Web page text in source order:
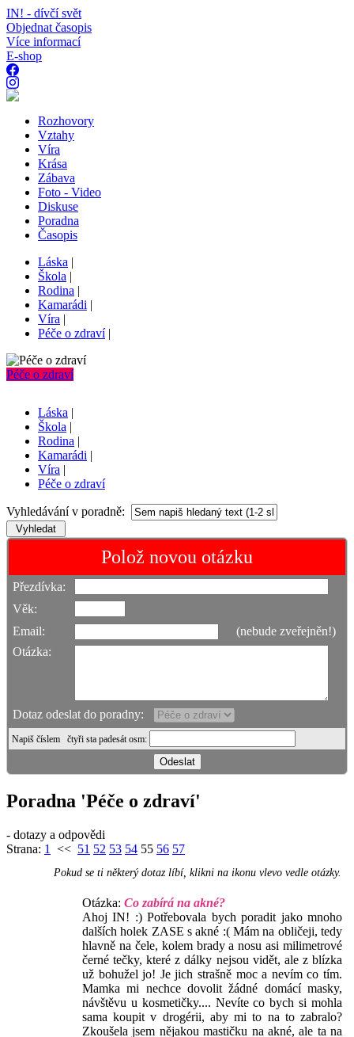
IN! - dívčí svět
Objednat časopis
Více informací
E-shop
Rozhovory
Vztahy
Víra
Krása
Zábava
Foto - Video
Diskuse
Poradna
Časopis
Láska |
Škola |
Rodina |
Kamarádi |
Víra |
Péče o zdraví|
Péče o zdraví
Láska |
Škola |
Rodina |
Kamarádi |
Víra |
Péče o zdraví
Vyhledávání v poradně:
Polož novou otázku
Přezdívka:
Věk:
Email:
(nebude zveřejněn!)
Otázka:
Dotaz odeslat do poradny:
Napiš číslem čtyři sta padesát osm:
Poradna 'Péče o zdraví'
- dotazy a odpovědi
Strana: 1 << 51 52 53 54 55 56 57
Pokud se ti některý dotaz líbí, klikni na ikonu vlevo vedle otázky.
Otázka: Co zabírá na akné?
Ahoj IN! :) Potřebovala bych poradit jako mnoho
dalších holek ZASE s akné :( Mám na obličeji, tedy
hlavně na čele, kolem brady a nosu asi milimetrové
černé tečky, které z dálky nejsou vidět, ale z blízka
už bohužel jo! Je jich strašně moc a nevím co tím.
Mamka mi nechce dovolit žádné domácí masky,
návštěvu u kosmetičky.... Nevíte co bych si mohla
sama koupit v drogérii, aby mi to na to zabralo?
Zkoušela jsem nějakou mastičku na akné, ale ta na